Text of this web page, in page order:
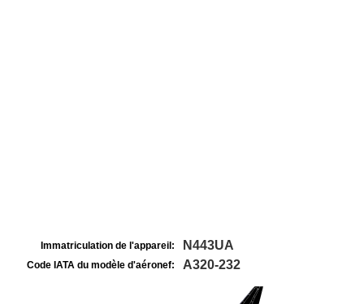
Immatriculation de l'appareil: N443UA
Code IATA du modèle d'aéronef: A320-232